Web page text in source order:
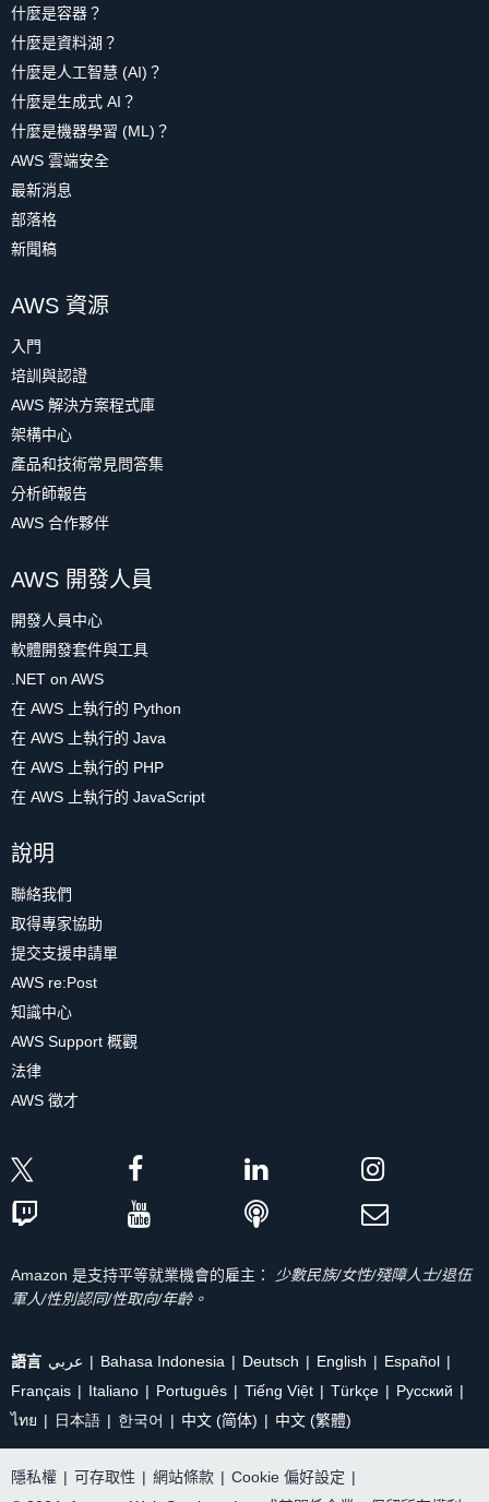
什麼是容器？
什麼是資料湖？
什麼是人工智慧 (AI)？
什麼是生成式 AI？
什麼是機器學習 (ML)？
AWS 雲端安全
最新消息
部落格
新聞稿
AWS 資源
入門
培訓與認證
AWS 解決方案程式庫
架構中心
產品和技術常見問答集
分析師報告
AWS 合作夥伴
AWS 開發人員
開發人員中心
軟體開發套件與工具
.NET on AWS
在 AWS 上執行的 Python
在 AWS 上執行的 Java
在 AWS 上執行的 PHP
在 AWS 上執行的 JavaScript
說明
聯絡我們
取得專家協助
提交支援申請單
AWS re:Post
知識中心
AWS Support 概觀
法律
AWS 徵才
Amazon 是支持平等就業機會的雇主：
少數民族/女性/殘障人士/退伍
軍人/性別認同/性取向/年齡。
語言 عربي Bahasa Indonesia Deutsch English
Español
Français
Italiano Português Tiếng Việt Türkçe
Ρусский
ไทย
日本語 한국어 中文 (简体) 中文 (繁體)
隱私權 | 可存取性 | 網站條款 | Cookie 偏好設定 |